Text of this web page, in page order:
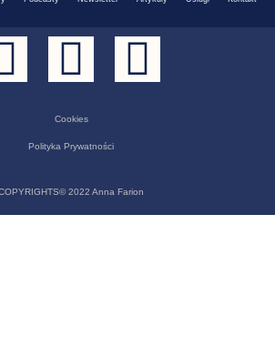
2022 Anna Farion
Polityka Prywatności
Cookies